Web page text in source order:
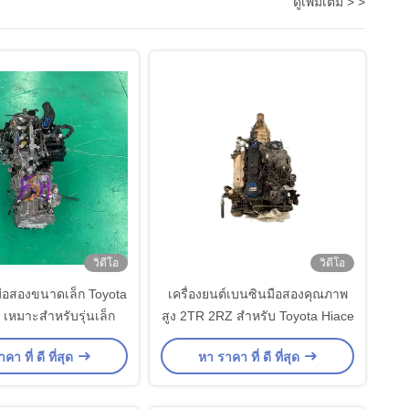
วิดีโอ
สองขนาดเล็ก Toyota
เหมาะสําหรับรุ่นเล็ก
คา ที่ ดี ที่สุด
วิดีโอ
เครื่องยนต์เบนซินมือสองคุณภาพ
สูง 2TR 2RZ สำหรับ Toyota Hiace
หา ราคา ที่ ดี ที่สุด